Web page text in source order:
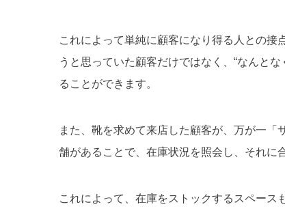
これによって単純に顧客になり得る人との接
うと思っていた顧客だけではなく、“なんと
ることができます。
また、靴を求めて来店した顧客が、万が一
舗があることで、在庫状況を照会し、それに
これによって、在庫をストックするスペース